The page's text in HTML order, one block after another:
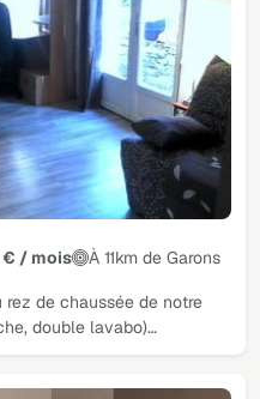
€ / mois À 11km de Garons
de chaussée de notre
double lavabo)…